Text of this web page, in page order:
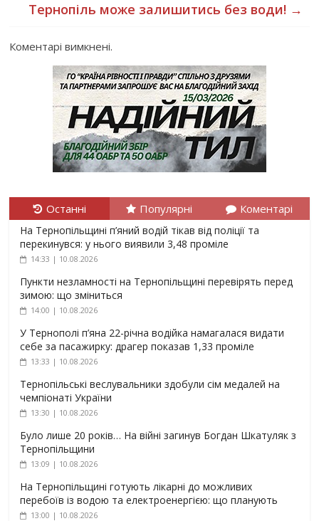
Тернопіль може залишитись без води! →
Коментарі вимкнені.
Останні Популярні Коментарі
На Тернопільщині п’яний водій тікав від поліції та
перекинувся: у нього виявили 3,48 проміле
14:33 | 10.08.2026
Пункти незламності на Тернопільщині перевірять перед
зимою: що зміниться
14:00 | 10.08.2026
У Тернополі п’яна 22-річна водійка намагалася видати
себе за пасажирку: драгер показав 1,33 проміле
13:33 | 10.08.2026
Тернопільські веслувальники здобули сім медалей на
чемпіонаті України
13:30 | 10.08.2026
Було лише 20 років… На війні загинув Богдан Шкатуляк з
Тернопільщини
13:09 | 10.08.2026
На Тернопільщині готують лікарні до можливих
перебоїв із водою та електроенергією: що планують
13:00 | 10.08.2026